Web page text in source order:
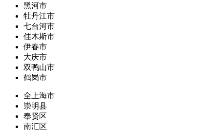
黑河市
牡丹江市
七台河市
佳木斯市
伊春市
大庆市
双鸭山市
鹤岗市
全上海市
崇明县
奉贤区
南汇区